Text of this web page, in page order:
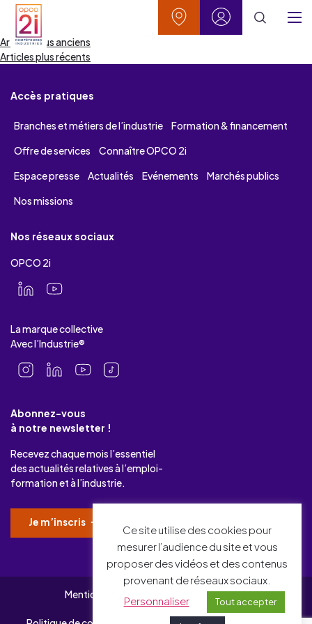
Aller au contenu
Aller à la recherche
Aller au menu
Aller au pied de page
Navigation
des
Articles plus anciens
Articles plus récents
Accès pratiques
Branches et métiers de l’industrie
Formation & financement
Offre de services
Connaître OPCO 2i
Espace presse
Actualités Evénements
Marchés publics
Nos missions
Nos réseaux sociaux
OPCO 2i
La marque collective
Avec l’Industrie®
Abonnez-vous
à notre newsletter !
Recevez chaque mois l’essentiel
des actualités relatives à l’emploi-
formation et à l’industrie.
Je m’inscris
Mentions légales Gérer mes cookies
Ce site utilise des cookies pour
mesurer l’audience du site et vous
proposer des vidéos et des contenus
provenant de réseaux sociaux.
Personnaliser
Tout accepter